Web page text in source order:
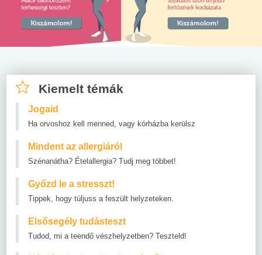
Kiemelt témák
Jogaid
Ha orvoshoz kell menned, vagy kórházba kerülsz
Mindent az allergiáról
Szénanátha? Ételallergia? Tudj meg többet!
Győzd le a stresszt!
Tippek, hogy túljuss a feszült helyzeteken.
Elsősegély tudásteszt
Tudod, mi a teendő vészhelyzetben? Teszteld!